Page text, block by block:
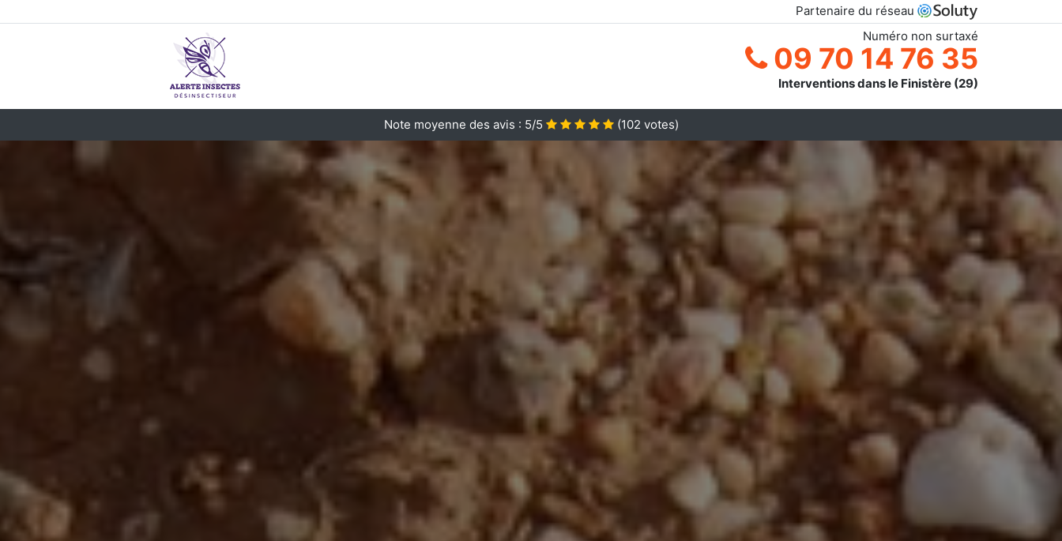
Partenaire du réseau
Numéro non surtaxé
09 70 14 76 35
Interventions dans le Finistère (29)
Note moyenne des avis : 5/5 (102 votes)